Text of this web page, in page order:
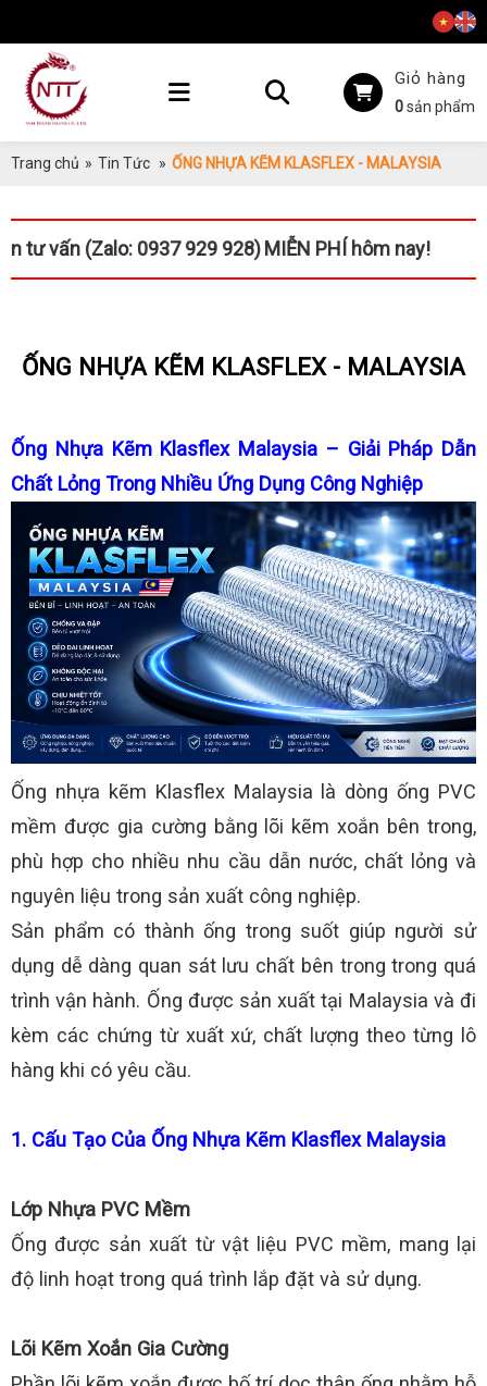
Giỏ hàng
0sản phẩm
Trang chủ » Tin Tức » ỐNG NHỰA KẼM KLASFLEX - MALAYSIA
(Zalo: 0937 929 928) MIỄN PHÍ hôm nay!
ỐNG NHỰA KẼM KLASFLEX - MALAYSIA
Ống Nhựa Kẽm Klasflex Malaysia – Giải Pháp Dẫn
Chất Lỏng Trong Nhiều Ứng Dụng Công Nghiệp
Ống nhựa kẽm Klasflex Malaysia là dòng ống PVC
mềm được gia cường bằng lõi kẽm xoắn bên trong,
phù hợp cho nhiều nhu cầu dẫn nước, chất lỏng và
nguyên liệu trong sản xuất công nghiệp.
Sản phẩm có thành ống trong suốt giúp người sử
dụng dễ dàng quan sát lưu chất bên trong trong quá
trình vận hành. Ống được sản xuất tại Malaysia và đi
kèm các chứng từ xuất xứ, chất lượng theo từng lô
hàng khi có yêu cầu.
1. Cấu Tạo Của Ống Nhựa Kẽm Klasflex Malaysia
Lớp Nhựa PVC Mềm
Ống được sản xuất từ vật liệu PVC mềm, mang lại
độ linh hoạt trong quá trình lắp đặt và sử dụng.
Lõi Kẽm Xoắn Gia Cường